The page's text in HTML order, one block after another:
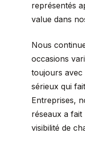
représentés
value dans
Nous
occasions
toujours avec
sérieux qui
Entreprises,
réseaux a fait
visibilité de